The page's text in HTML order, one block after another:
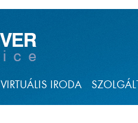
VIRTUÁLIS IRODA